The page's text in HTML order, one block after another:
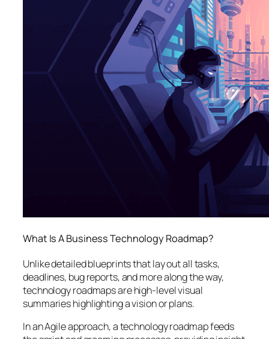
What Is A Business Technology Roadmap?
Unlike detailed blueprints that lay out all tasks,
deadlines, bug reports, and more along the way,
technology roadmaps are high-level visual
summaries highlighting a vision or plans.
In an Agile approach, a technology roadmap feeds